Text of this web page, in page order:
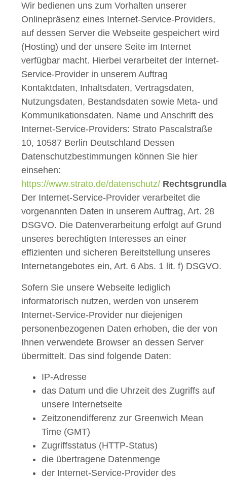
Wir bedienen uns zum Vorhalten unserer
Onlinepräsenz eines Internet-Service-Providers,
auf dessen Server die Webseite gespeichert wird
(Hosting) und der unsere Seite im Internet
verfügbar macht. Hierbei verarbeitet der Internet-
Service-Provider in unserem Auftrag
Kontaktdaten, Inhaltsdaten, Vertragsdaten,
Nutzungsdaten, Bestandsdaten sowie Meta- und
Kommunikationsdaten. Name und Anschrift des
Internet-Service-Providers: Strato Pascalstraße
10, 10587 Berlin Deutschland Dessen
Datenschutzbestimmungen können Sie hier
einsehen:
https://www.strato.de/datenschutz/
Der Internet-Service-Provider verarbeitet die
vorgenannten Daten in unserem Auftrag, Art. 28
DSGVO. Die Datenverarbeitung erfolgt auf Grund
unseres berechtigten Interesses an einer
effizienten und sicheren Bereitstellung unseres
Internetangebotes ein, Art. 6 Abs. 1 lit. f) DSGVO.
Sofern Sie unsere Webseite lediglich
informatorisch nutzen, werden von unserem
Internet-Service-Provider nur diejenigen
personenbezogenen Daten erhoben, die der von
Ihnen verwendete Browser an dessen Server
übermittelt. Das sind folgende Daten:
IP-Adresse
das Datum und die Uhrzeit des Zugriffs auf
unsere Internetseite
Zeitzonendifferenz zur Greenwich Mean
Time (GMT)
Zugriffsstatus (HTTP-Status)
die übertragene Datenmenge
der Internet-Service-Provider des